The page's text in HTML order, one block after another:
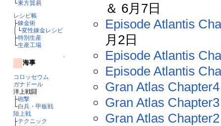
└東方貿易
レシピ帳
├錬金術
│└変性錬金レシピ
├特別生産
└生産工場
↑
海事
コロッセウム
ガナドール
洋上戦闘
├砲撃
└白兵・甲板戦
陸上戦
├テクニック
＆ 6月7日
Episode Atlantis
月2日
Episode Atlantis
Episode Atlantis
Gran Atlas
Gran Atlas
Gran Atlas